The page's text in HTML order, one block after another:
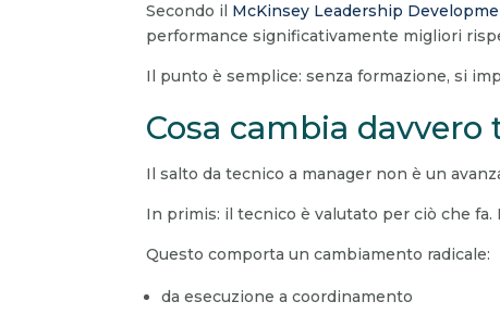
Secondo il McKinsey Leadership
performance significativamente migliori
Il punto è semplice: senza formazione, si
Cosa cambia
Il salto da tecnico a manager non è un
In primis: il tecnico è valutato per ciò che
Questo comporta un cambiamento radicale:
da esecuzione a coordinamento